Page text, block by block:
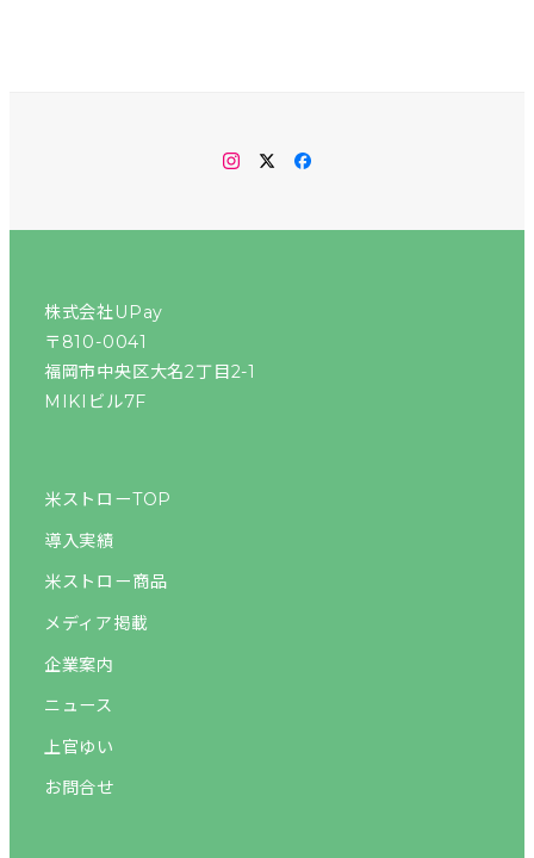
instagram
twitterfacebook
株式会社UPay
〒810-0041
福岡市中央区大名2丁目2-1
MIKIビル7F
米ストローTOP
導入実績
米ストロー商品
メディア掲載
企業案内
ニュース
上官ゆい
お問合せ